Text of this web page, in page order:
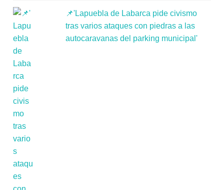
📌'Lapuebla de Labarca pide civismo
tras varios ataques con piedras a las
autocaravanas del parking municipal'